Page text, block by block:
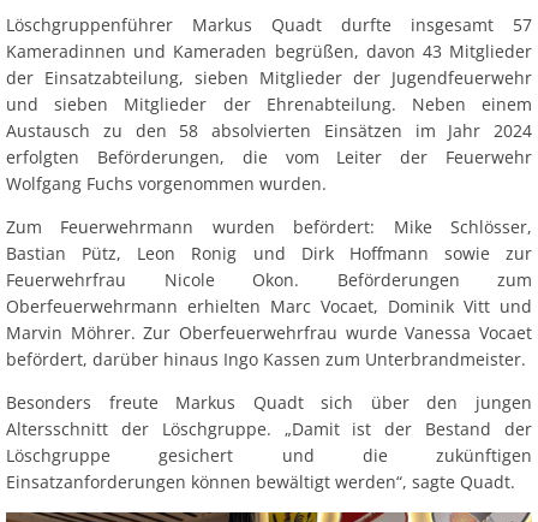
Löschgruppenführer Markus Quadt durfte insgesamt 57
Kameradinnen und Kameraden begrüßen, davon 43 Mitglieder
der Einsatzabteilung, sieben Mitglieder der Jugendfeuerwehr
und sieben Mitglieder der Ehrenabteilung. Neben einem
Austausch zu den 58 absolvierten Einsätzen im Jahr 2024
erfolgten Beförderungen, die vom Leiter der Feuerwehr
Wolfgang Fuchs vorgenommen wurden.
Zum Feuerwehrmann wurden befördert: Mike Schlösser,
Bastian Pütz, Leon Ronig und Dirk Hoffmann sowie zur
Feuerwehrfrau Nicole Okon. Beförderungen zum
Oberfeuerwehrmann erhielten Marc Vocaet, Dominik Vitt und
Marvin Möhrer. Zur Oberfeuerwehrfrau wurde Vanessa Vocaet
befördert, darüber hinaus Ingo Kassen zum Unterbrandmeister.
Besonders freute Markus Quadt sich über den jungen
Altersschnitt der Löschgruppe. „Damit ist der Bestand der
Löschgruppe gesichert und die zukünftigen
Einsatzanforderungen können bewältigt werden“, sagte Quadt.